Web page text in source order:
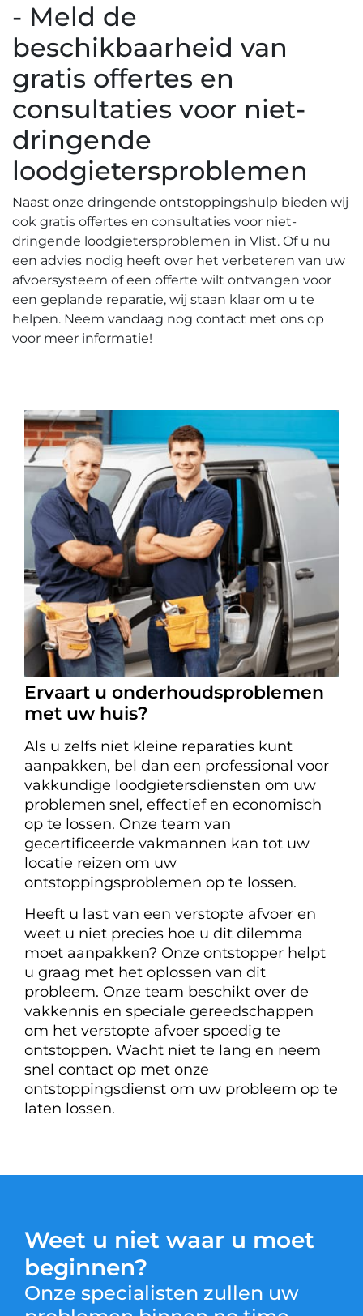
- Meld de
beschikbaarheid van
gratis offertes en
consultaties voor niet-
dringende
loodgietersproblemen
Naast onze dringende ontstoppingshulp bieden wij
ook gratis offertes en consultaties voor niet-
dringende loodgietersproblemen in Vlist.​ Of u nu
een advies nodig heeft over het verbeteren van uw
afvoersysteem of een offerte wilt ontvangen voor
een geplande reparatie, wij staan klaar om u te
helpen. Neem vandaag nog contact met ons op
voor meer informatie!​
Ervaart u onderhoudsproblemen
met uw huis?
Als u zelfs niet kleine reparaties kunt
aanpakken, bel dan een professional voor
vakkundige loodgietersdiensten om uw
problemen snel, effectief en economisch
op te lossen. Onze team van
gecertificeerde vakmannen kan tot uw
locatie reizen om uw
ontstoppingsproblemen op te lossen.
Heeft u last van een verstopte afvoer en
weet u niet precies hoe u dit dilemma
moet aanpakken? Onze ontstopper helpt
u graag met het oplossen van dit
probleem. Onze team beschikt over de
vakkennis en speciale gereedschappen
om het verstopte afvoer spoedig te
ontstoppen. Wacht niet te lang en neem
snel contact op met onze
ontstoppingsdienst om uw probleem op te
laten lossen.
Weet u niet waar u moet
beginnen?
Onze specialisten zullen uw